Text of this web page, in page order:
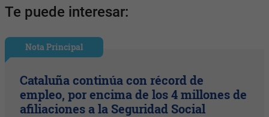
Te puede interesar:
Nota Principal
Cataluña continúa con récord de
empleo, por encima de los 4 millones de
afiliaciones a la Seguridad Social